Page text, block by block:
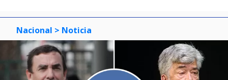
Nacional > Noticia